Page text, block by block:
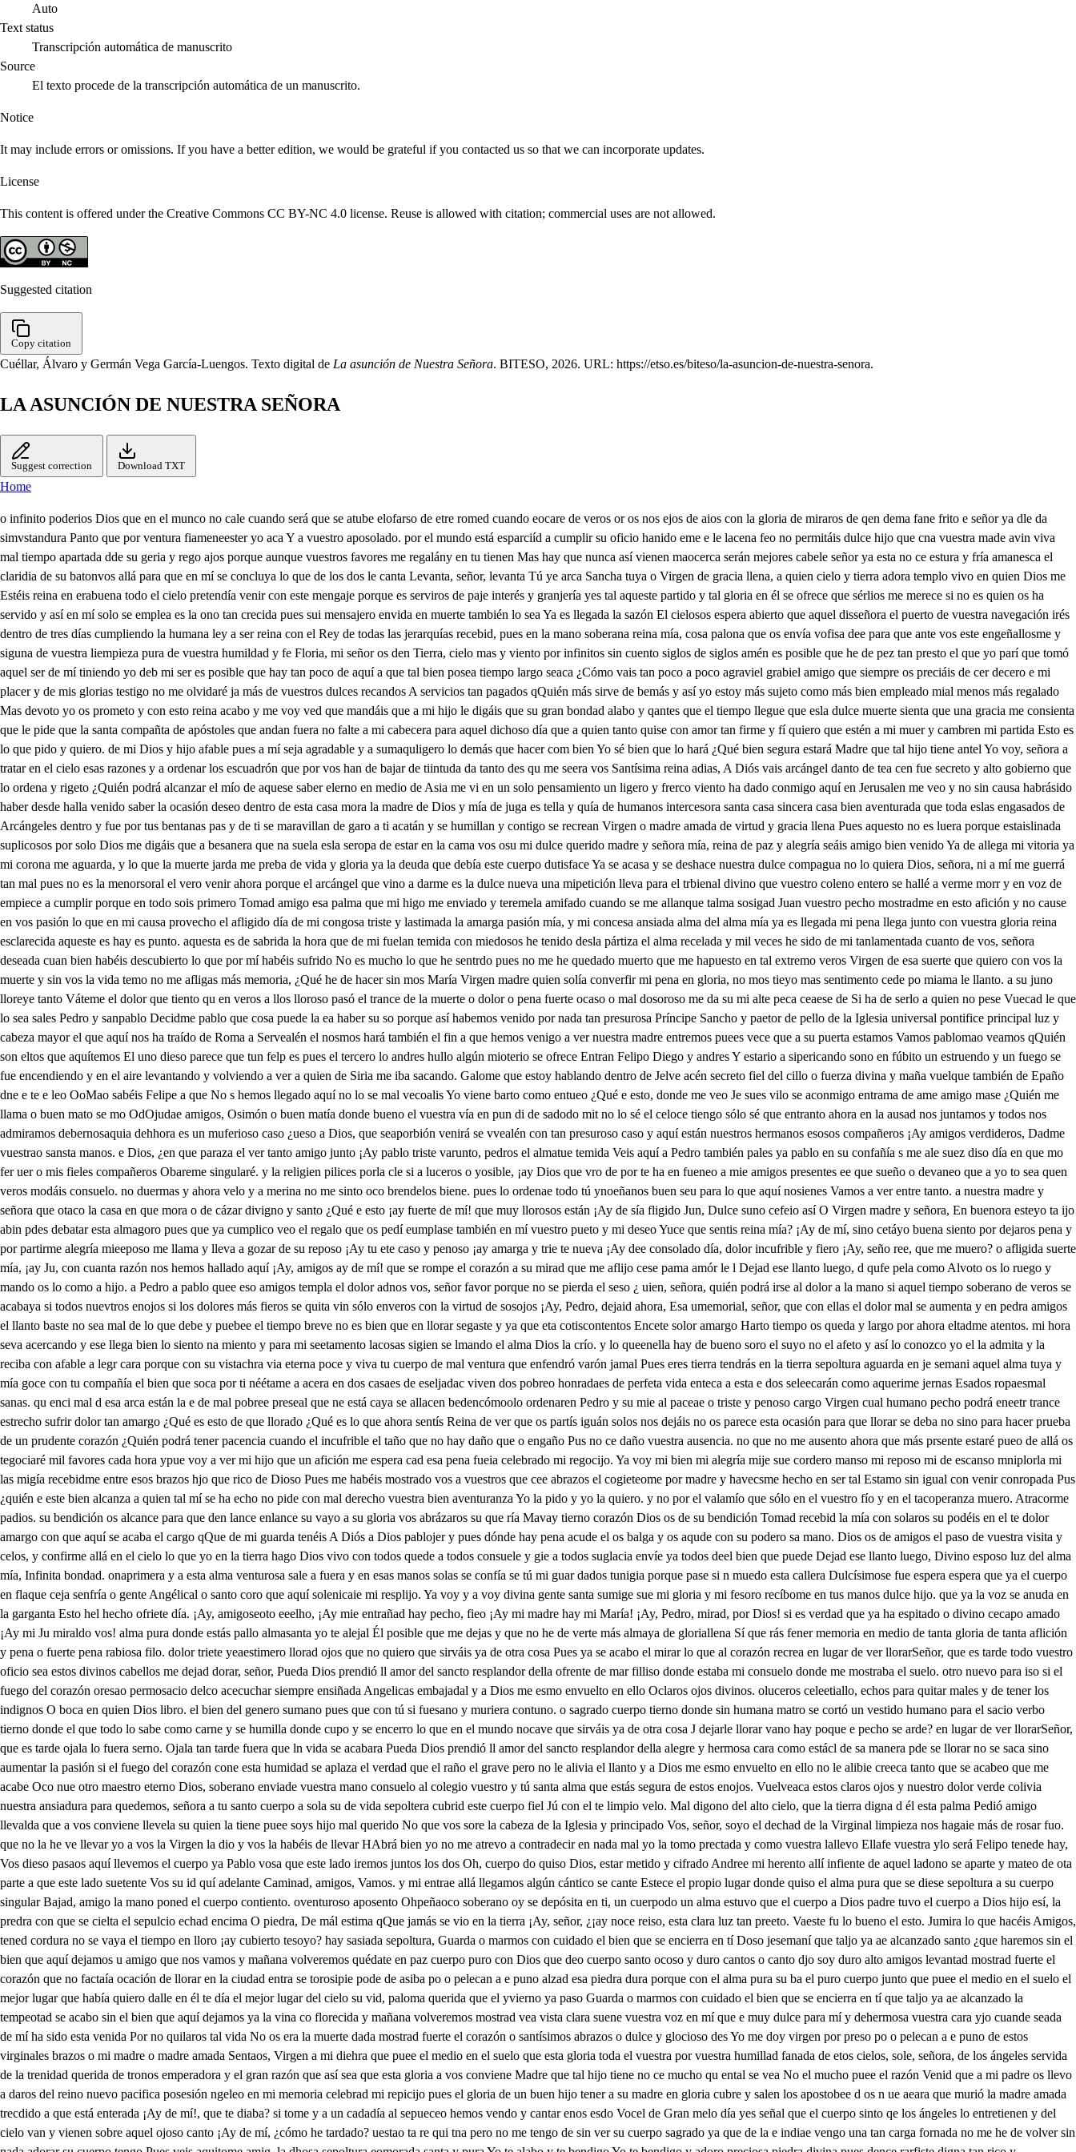
Auto
Text status
Transcripción automática de manuscrito
Source
El texto procede de la transcripción automática de un manuscrito.
Notice
It may include errors or omissions. If you have a better edition, we would be grateful if you contacted us so that we can incorporate updates.
License
This content is offered under the Creative Commons CC BY-NC 4.0 license. Reuse is allowed with citation; commercial uses are not allowed.
Suggested citation
Copy citation
Cuéllar, Álvaro y Germán Vega García-Luengos. Texto digital de La asunción de Nuestra Señora. BITESO, 2026. URL: https://etso.es/biteso/la-asuncion-de-nuestra-senora.
LA ASUNCIÓN DE NUESTRA SEÑORA
Suggest correction Download TXT
Home
o infinito poderios Dios que en el munco no cale cuando será que se atube elofarso de etre romed cuando eocare de veros or os nos ejos de aios con la gloria de miraros de qen dema fane frito e señor ya dle da simvstandura Panto que por ventura fiameneester yo aca Y a vuestro aposolado. por el mundo está esparciíd a cumplir su oficio hanido eme e le lacena feo no permitáis dulce hijo que cna vuestra made avin viva mal tiempo apartada dde su geria y rego ajos porque aunque vuestros favores me regalány en tu tienen Mas hay que nunca así vienen maocerca serán mejores cabele señor ya esta no ce estura y fría amanesca el claridia de su batonvos allá para que en mí se concluya lo que de los dos le canta Levanta, señor, levanta Tú ye arca Sancha tuya o Virgen de gracia llena, a quien cielo y tierra adora templo vivo en quien Dios me Estéis reina en erabuena todo el cielo pretendía venir con este mengaje porque es serviros de paje interés y granjería yes tal aqueste partido y tal gloria en él se ofrece que sérlios me merece si no es quien os ha servido y así en mí solo se emplea es la ono tan crecida pues sui mensajero envida en muerte también lo sea Ya es llegada la sazón El cielosos espera abierto que aquel disseñora el puerto de vuestra navegación irés dentro de tres días cumpliendo la humana ley a ser reina con el Rey de todas las jerarquías recebid, pues en la mano soberana reina mía, cosa palona que os envía vofisa dee para que ante vos este engeñallosme y siguna de vuestra liempieza pura de vuestra humildad y fe Floria, mi señor os den Tierra, cielo mas y viento por infinitos sin cuento siglos de siglos amén es posible que he de pez tan presto el que yo parí que tomó aquel ser de mí tiniendo yo deb mi ser es posible que hay tan poco de aquí a que tal bien posea tiempo largo seaca ¿Cómo vais tan poco a poco agraviel grabiel amigo que siempre os preciáis de cer decero e mi placer y de mis glorias testigo no me olvidaré ja más de vuestros dulces recandos A servicios tan pagados qQuién más sirve de bemás y así yo estoy más sujeto como más bien empleado mial menos más regalado Mas devoto yo os prometo y con esto reina acabo y me voy ved que mandáis que a mi hijo le digáis que su gran bondad alabo y qantes que el tiempo llegue que esla dulce muerte sienta que una gracia me consienta que le pide que la santa compañta de apóstoles que andan fuera no falte a mi cabecera para aquel dichoso día que a quien tanto quise con amor tan firme y fí quiero que estén a mi muer y cambren mi partida Esto es lo que pido y quiero. de mi Dios y hijo afable pues a mí seja agradable y a sumaquligero lo demás que hacer com bien Yo sé bien que lo hará ¿Qué bien segura estará Madre que tal hijo tiene antel Yo voy, señora a tratar en el cielo esas razones y a ordenar los escuadrón que por vos han de bajar de tiintuda da tanto des qu me seera vos Santísima reina adias, A Diós vais arcángel danto de tea cen fue secreto y alto gobierno que lo ordena y rigeto ¿Quién podrá alcanzar el mío de aquese saber elerno en medio de Asia me vi en un solo pensamiento un ligero y frerco viento ha dado conmigo aquí en Jerusalen me veo y no sin causa habrásido haber desde halla venido saber la ocasión deseo dentro de esta casa mora la madre de Dios y mía de juga es tella y quía de humanos intercesora santa casa sincera casa bien aventurada que toda eslas engasados de Arcángeles dentro y fue por tus bentanas pas y de ti se maravillan de garo a ti acatán y se humillan y contigo se recrean Virgen o madre amada de virtud y gracia llena Pues aquesto no es luera porque estaislinada suplicosos por solo Dios me digáis que a besanera que na suela esla seropa de estar en la cama vos osu mi dulce querido madre y señora mía, reina de paz y alegría seáis amigo bien venido Ya de allega mi vitoria ya mi corona me aguarda, y lo que la muerte jarda me preba de vida y gloria ya la deuda que debía este cuerpo dutisface Ya se acasa y se deshace nuestra dulce compagua no lo quiera Dios, señora, ni a mí me guerrá tan mal pues no es la menorsoral el vero venir ahora porque el arcángel que vino a darme es la dulce nueva una mipetición lleva para el trbienal divino que vuestro coleno entero se hallé a verme morr y en voz de empiece a cumplir porque en todo sois primero Tomad amigo esa palma que mi higo me enviado y teremela amifado cuando se me allanque talma sosigad Juan vuestro pecho mostradme en esto afición y no cause en vos pasión lo que en mi causa provecho el afligido día de mi congosa triste y lastimada la amarga pasión mía, y mi concesa ansiada alma del alma mía ya es llegada mi pena llega junto con vuestra gloria reina esclarecida aqueste es hay es punto. aquesta es de sabrida la hora que de mi fuelan temida con miedosos he tenido desla pártiza el alma recelada y mil veces he sido de mi tanlamentada cuanto de vos, señora deseada cuan bien habéis descubierto lo que por mí habéis sufrido No es mucho lo que he sentrdo pues no me he quedado muerto que me hapuesto en tal extremo veros Virgen de esa suerte que quiero con vos la muerte y sin vos la vida temo no me afligas más memoria, ¿Qué he de hacer sin mos María Virgen madre quien solía converfir mi pena en gloria, no mos tieyo mas sentimento cede po miama le llanto. a su juno lloreye tanto Váteme el dolor que tiento qu en veros a llos lloroso pasó el trance de la muerte o dolor o pena fuerte ocaso o mal dosoroso me da su mi alte peca ceaese de Si ha de serlo a quien no pese Vuecad le que lo sea sales Pedro y sanpablo Decidme pablo que cosa puede la ea haber su so porque así habemos venido por nada tan presurosa Príncipe Sancho y paetor de pello de la Iglesia universal pontifice principal luz y cabeza mayor el que aquí nos ha traído de Roma a Servealén el nosmos hará también el fin a que hemos venigo a ver nuestra madre entremos puees vece que a su puerta estamos Vamos pablomao veamos qQuién son eltos que aquítemos El uno dieso parece que tun felp es pues el tercero lo andres hullo algún mioterio se ofrece Entran Felipo Diego y andres Y estario a sipericando sono en fúbito un estruendo y un fuego se fue encendiendo y en el aire levantando y volviendo a ver a quien de Siria me iba sacando. Galome que estoy hablando dentro de Jelve acén secreto fiel del cillo o fuerza divina y maña vuelque también de Epaño dne e te e leo OoMao sabéis Felipe a que No s hemos llegado aquí no lo se mal vecoalis Yo viene barto como entueo ¿Qué e esto, donde me veo Je sues vilo se aconmigo entrama de ame amigo mase ¿Quién me llama o buen mato se mo OdOjudae amigos, Osimón o buen matía donde bueno el vuestra vía en pun di de sadodo mit no lo sé el celoce tiengo sólo sé que entranto ahora en la ausad nos juntamos y todos nos admiramos debernosaquia dehhora es un muferioso caso ¿ueso a Dios, que seaporbión venirá se vvealén con tan presuroso caso y aquí están nuestros hermanos esosos compañeros ¡Ay amigos verdideros, Dadme vuestrao sansta manos. e Dios, ¿en que paraza el ver tanto amigo junto ¡Ay pablo triste varunto, pedros el almatue temida Veis aquí a Pedro también pales ya pablo en su confañía s me ale suez diso día en que mo fer uer o mis fieles compañeros Obareme singularé. y la religien pilices porla cle si a luceros o yosible, ¡ay Dios que vro de por te ha en fueneo a mie amigos presentes ee que sueño o devaneo que a yo to sea quen veros modáis consuelo. no duermas y ahora velo y a merina no me sinto oco brendelos biene. pues lo ordenae todo tú ynoeñanos buen seu para lo que aquí nosienes Vamos a ver entre tanto. a nuestra madre y señora que otaco la casa en que mora o de cázar divigno y santo ¿Qué e esto ¡ay fuerte de mí! que muy llorosos están ¡Ay de sía fligido Jun, Dulce suno cefeio así O Virgen madre y señora, En buenora esteyo ta ijo abin pdes debatar esta almagoro pues que ya cumplico veo el regalo que os pedí eumplase también en mí vuestro pueto y mi deseo Yuce que sentis reina mía? ¡Ay de mí, sino cetáyo buena siento por dejaros pena y por partirme alegría mieeposo me llama y lleva a gozar de su reposo ¡Ay tu ete caso y penoso ¡ay amarga y trie te nueva ¡Ay dee consolado día, dolor incufrible y fiero ¡Ay, seño ree, que me muero? o afligida suerte mía, ¡ay Ju, con cuanta razón nos hemos hallado aquí ¡Ay, amigos ay de mí! que se rompe el corazón a su mirad que me aflijo cese pama amór le l Dejad ese llanto luego, d qufe pela como Alvoto os lo ruego y mando os lo como a hijo. a Pedro a pablo quee eso amigos templa el dolor adnos vos, señor favor porque no se pierda el seso ¿ uien, señora, quién podrá irse al dolor a la mano si aquel tiempo soberano de veros se acabaya si todos nuevtros enojos si los dolores más fieros se quita vin sólo enveros con la virtud de sosojos ¡Ay, Pedro, dejaid ahora, Esa umemorial, señor, que con ellas el dolor mal se aumenta y en pedra amigos el llanto baste no sea mal de lo que debe y puebee el tiempo breve no es bien que en llorar segaste y ya que eta cotiscontentos Encete solor amargo Harto tiempo os queda y largo por ahora eltadme atentos. mi hora seva acercando y ese llega bien lo siento na miento y para mi seetamento lacosas sigien se lmando el alma Dios la crío. y lo queenella hay de bueno soro el suyo no el afeto y así lo conozco yo el la admita y la reciba con afable a legr cara porque con su vistachra via eterna poce y viva tu cuerpo de mal ventura que enfendró varón jamal Pues eres tierra tendrás en la tierra sepoltura aguarda en je semani aquel alma tuya y mía goce con tu compañía el bien que soca por ti néétame a acera en dos casaes de eseljadac viven dos pobreo honradaes de perfeta vida enteca a esta e dos seleecarán como aquerime jernas Esados ropaesmal sanas. qu enci mal d esa arca están la e de mal pobree preseal que ne está caya se allacen bedencómoolo ordenaren Pedro y su mie al paceae o triste y penoso cargo Virgen cual humano pecho podrá eneetr trance estrecho sufrir dolor tan amargo ¿Qué es esto de que llorado ¿Qué es lo que ahora sentís Reina de ver que os partís iguán solos nos dejáis